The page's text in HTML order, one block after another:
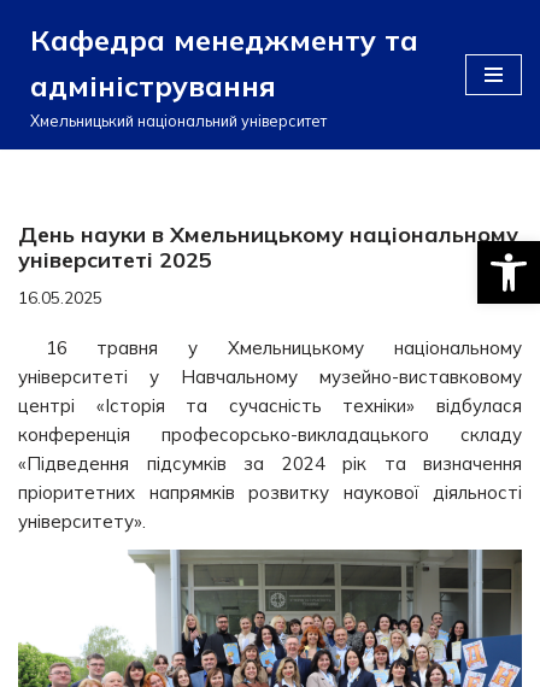
Перейти
до
вмісту
Кафедра менеджменту та
адміністрування
Хмельницький національний університет
День науки в Хмельницькому національному
університеті 2025
16.05.2025
16 травня у Хмельницькому національному
університеті у Навчальному музейно-виставковому
центрі «Історія та сучасність техніки» відбулася
конференція професорсько-викладацького складу
«Підведення підсумків за 2024 рік та визначення
пріоритетних напрямків розвитку наукової діяльності
університету».